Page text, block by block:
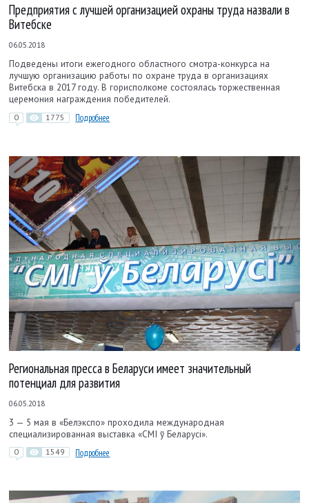
Предприятия с лучшей организацией охраны труда назвали в
Витебске
06.05.2018
Подведены итоги ежегодного областного смотра-конкурса на
лучшую организацию работы по охране труда в организациях
Витебска в 2017 году. В горисполкоме состоялась торжественная
церемония награждения победителей.
0 1775 Подробнее
Региональная пресса в Беларуси имеет значительный
потенциал для развития
06.05.2018
3 — 5 мая в «Белэкспо» проходила международная
специализированная выставка «СМІ ў Беларусі».
0 1549 Подробнее